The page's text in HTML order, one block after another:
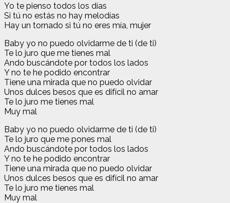
Yo te pienso todos los días
Si tú no estás no hay melodías
Hay un tornado si tú no eres mía, mujer
Baby yo no puedo olvidarme de ti (de ti)
Te lo juro que me tienes mal
Ando buscándote por todos los lados
Y no te he podido encontrar
Tiene una mirada que no puedo olvidar
Unos dulces besos que es difícil no amar
Te lo juro me tienes mal
Muy mal
Baby yo no puedo olvidarme de ti (de ti)
Te lo juro que me pones mal
Ando buscándote por todos los lados
Y no te he podido encontrar
Tiene una mirada que no puedo olvidar
Unos dulces besos que es difícil no amar
Te lo juro me tienes mal
Muy mal